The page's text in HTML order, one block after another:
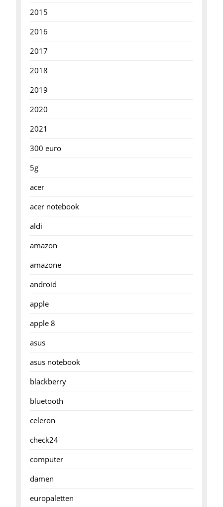
2015
2016
2017
2018
2019
2020
2021
300 euro
5g
acer
acer notebook
aldi
amazon
amazone
android
apple
apple 8
asus
asus notebook
blackberry
bluetooth
celeron
check24
computer
damen
europaletten